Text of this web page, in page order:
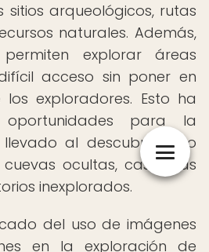
sitios arqueológicos, rutas
naturales. Además,
explorar áreas
acceso sin poner en
exploradores. Esto ha
para la
al descubrimiento
ocultas, cascadas
inexplorados.
del uso de imágenes
en la exploración de